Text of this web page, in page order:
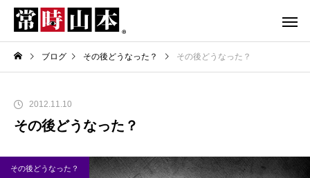
ブログ その後どうなった？ その後どうなった？
2012.11.10
その後どうなった？
その後どうなった？